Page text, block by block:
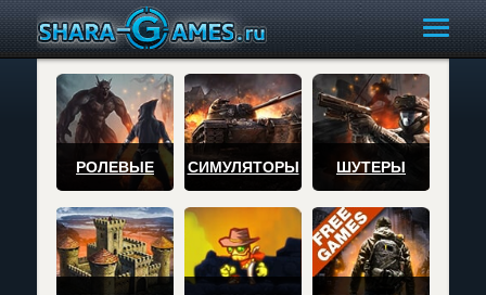
РОЛЕВЫЕ СИМУЛЯТОРЫ ШУТЕРЫ